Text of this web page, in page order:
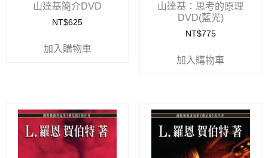
山達基簡介DVD
NT$625
加入購物車
山達基：思考的原理
DVD(藍光)
NT$775
加入購物車